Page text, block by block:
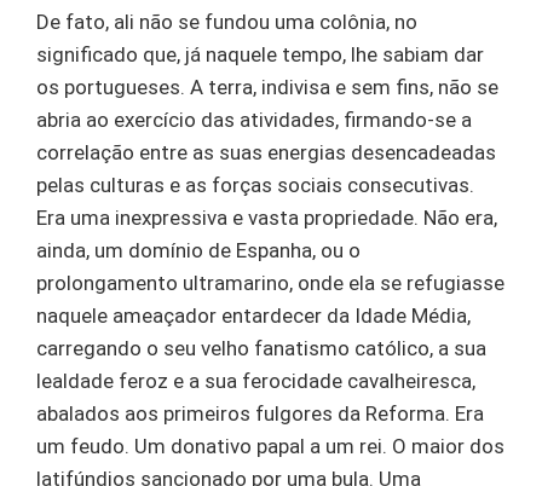
De fato, ali não se fundou uma colônia, no
significado que, já naquele tempo, lhe sabiam dar
os portugueses. A terra, indivisa e sem fins, não se
abria ao exercício das atividades, firmando-se a
correlação entre as suas energias desencadeadas
pelas culturas e as forças sociais consecutivas.
Era uma inexpressiva e vasta propriedade. Não era,
ainda, um domínio de Espanha, ou o
prolongamento ultramarino, onde ela se refugiasse
naquele ameaçador entardecer da Idade Média,
carregando o seu velho fanatismo católico, a sua
lealdade feroz e a sua ferocidade cavalheiresca,
abalados aos primeiros fulgores da Reforma. Era
um feudo. Um donativo papal a um rei. O maior dos
latifúndios sancionado por uma bula. Uma